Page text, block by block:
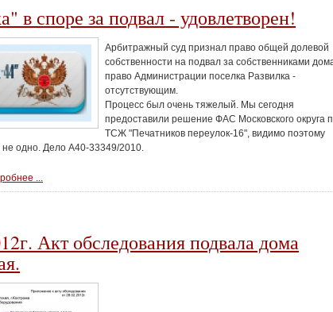
споре за подвал - удовлетворен!
Арбитражный суд признал право общей долевой
собственности на подвал за собственниками
право Администрации поселка Развилка -
отсутствующим.
Процесс был очень тяжелый. Мы сегодня
предоставили решение ФАС Московского округа
ТСЖ "Печатников переулок-16", видимо поэтому
не одно. Дело А40-33349/2010.
...
Акт обследования подвала дома